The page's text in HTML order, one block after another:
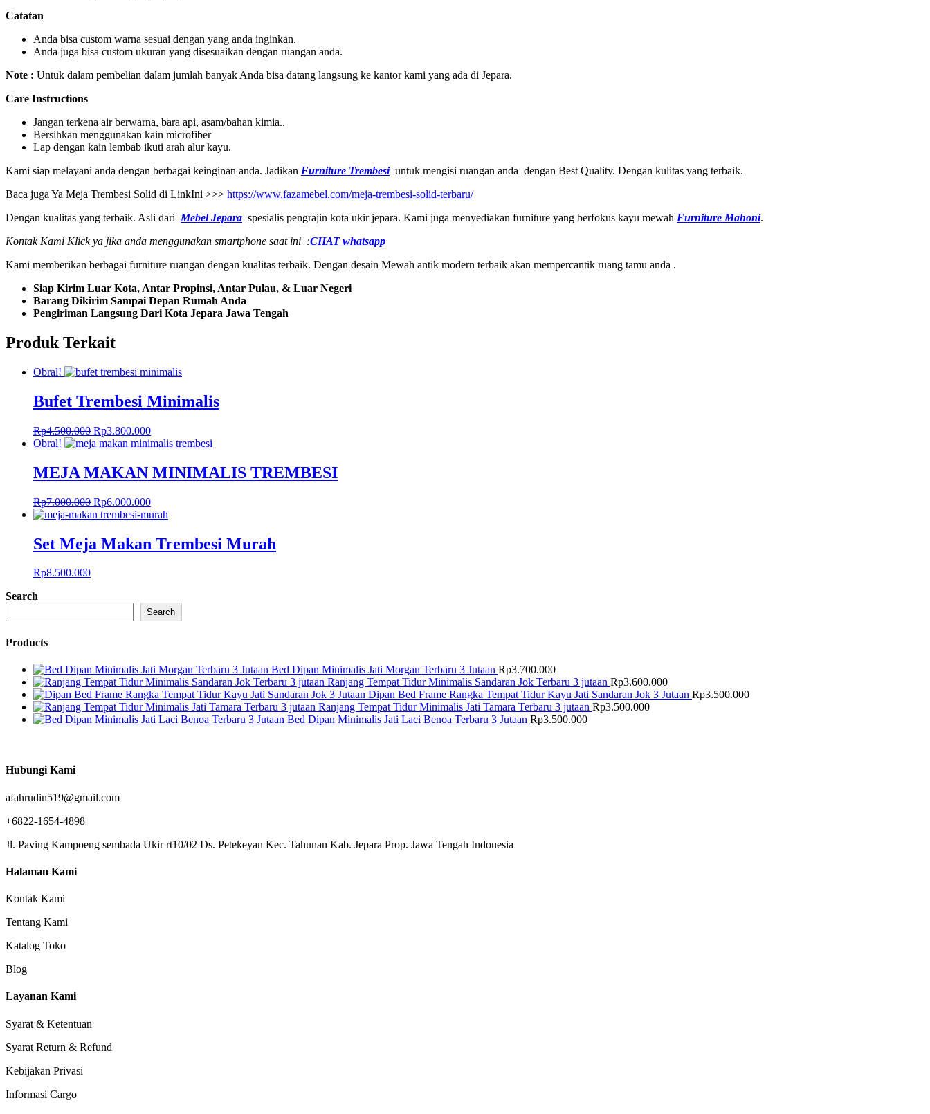
Catatan
Anda bisa custom warna sesuai dengan yang anda inginkan.
Anda juga bisa custom ukuran yang disesuaikan dengan ruangan anda.
Note : Untuk dalam pembelian dalam jumlah banyak Anda bisa datang langsung ke kantor kami yang ada di Jepara.
Care Instructions
Jangan terkena air berwarna, bara api, asam/bahan kimia..
Bersihkan menggunakan kain microfiber
Lap dengan kain lembab ikuti arah alur kayu.
Kami siap melayani anda dengan berbagai keinginan anda. Jadikan Furniture Trembesi untuk mengisi ruangan anda dengan Best Quality. Dengan kulitas yang terbaik.
Baca juga Ya Meja Trembesi Solid di LinkIni >>> https://www.fazamebel.com/meja-trembesi-solid-terbaru/
Dengan kualitas yang terbaik. Asli dari Mebel Jepara spesialis pengrajin kota ukir jepara. Kami juga menyediakan furniture yang berfokus kayu mewah Furniture Mahoni.
Kontak Kami Klick ya jika anda menggunakan smartphone saat ini :CHAT whatsapp
Kami memberikan berbagai furniture ruangan dengan kualitas terbaik. Dengan desain Mewah antik modern terbaik akan mempercantik ruang tamu anda .
Siap Kirim Luar Kota, Antar Propinsi, Antar Pulau, & Luar Negeri
Barang Dikirim Sampai Depan Rumah Anda
Pengiriman Langsung Dari Kota Jepara Jawa Tengah
Produk Terkait
Obral!
Bufet Trembesi Minimalis
Rp4.500.000 Harga
aslinya
Rp4.500.000.
Rp3.800.000Harga
saat
adalah:
Rp3.800.000.
Obral!
MEJA MAKAN MINIMALIS TREMBESI
Rp7.000.000 Harga
aslinya
Rp7.000.000.
Rp6.000.000Harga
saat
adalah:
Rp6.000.000.
Set Meja Makan Trembesi Murah
Rp8.500.000
Search
Search
Products
Bed Dipan Minimalis Jati Morgan Terbaru 3 Jutaan Rp3.700.000
Ranjang Tempat Tidur Minimalis Sandaran Jok Terbaru 3 jutaan Rp3.600.000
Dipan Bed Frame Rangka Tempat Tidur Kayu Jati Sandaran Jok 3 Jutaan Rp3.500.000
Ranjang Tempat Tidur Minimalis Jati Tamara Terbaru 3 jutaan Rp3.500.000
Bed Dipan Minimalis Jati Laci Benoa Terbaru 3 Jutaan Rp3.500.000
Hubungi Kami
afahrudin519@gmail.com
+6822-1654-4898
Jl. Paving Kampoeng sembada Ukir rt10/02 Ds. Petekeyan Kec. Tahunan Kab. Jepara Prop. Jawa Tengah Indonesia
Halaman Kami
Kontak Kami
Tentang Kami
Katalog Toko
Blog
Layanan Kami
Syarat & Ketentuan
Syarat Return & Refund
Kebijakan Privasi
Informasi Cargo